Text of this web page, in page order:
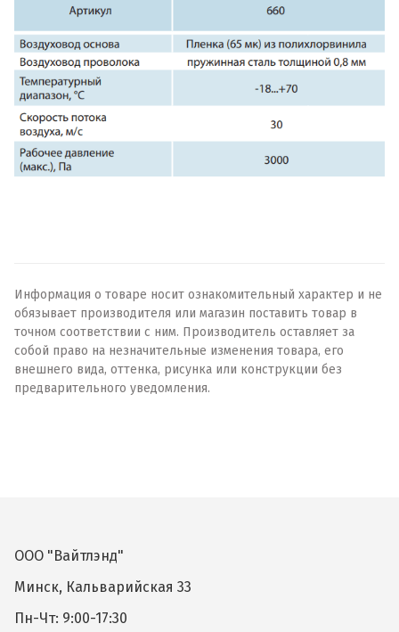
Информация о товаре носит ознакомительный характер и не
обязывает производителя или магазин поставить товар в
точном соответствии с ним. Производитель оставляет за
собой право на незначительные изменения товара, его
внешнего вида, оттенка, рисунка или конструкции без
предварительного уведомления.
ООО "Вайтлэнд"
Минск, Кальварийская 33
Пн-Чт: 9:00-17:30